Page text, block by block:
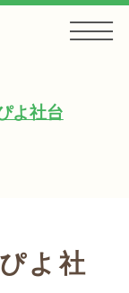
よ社台
よ社